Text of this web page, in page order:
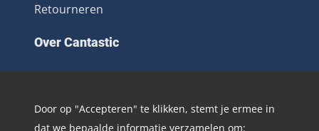
Retourneren
Over Cantastic
Over ons
Algemene voorwaarden
Door op "Accepteren" te klikken, stemt je ermee in
dat we bepaalde informatie verzamelen om: